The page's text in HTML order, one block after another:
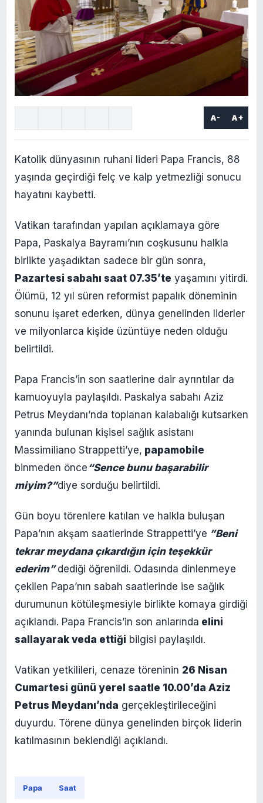
A- A+
Katolik dünyasının ruhani lideri Papa Francis, 88
yaşında geçirdiği felç ve kalp yetmezliği sonucu
hayatını kaybetti.
Vatikan tarafından yapılan açıklamaya göre
Papa, Paskalya Bayramı’nın coşkusunu halkla
birlikte yaşadıktan sadece bir gün sonra,
Pazartesi sabahı saat 07.35’te yaşamını yitirdi.
Ölümü, 12 yıl süren reformist papalık döneminin
sonunu işaret ederken, dünya genelinden liderler
ve milyonlarca kişide üzüntüye neden olduğu
belirtildi.
Papa Francis’in son saatlerine dair ayrıntılar da
kamuoyuyla paylaşıldı. Paskalya sabahı Aziz
Petrus Meydanı’nda toplanan kalabalığı kutsarken
yanında bulunan kişisel sağlık asistanı
Massimiliano Strappetti’ye, papamobile
binmeden önce “Sence bunu başarabilir
miyim?”diye sorduğu belirtildi.
Gün boyu törenlere katılan ve halkla buluşan
Papa’nın akşam saatlerinde Strappetti’ye ”Beni
tekrar meydana çıkardığın için teşekkür
ederim”dediği öğrenildi. Odasında dinlenmeye
çekilen Papa’nın sabah saatlerinde ise sağlık
durumunun kötüleşmesiyle birlikte komaya girdiği
açıklandı. Papa Francis’in son anlarında elini
sallayarak veda ettiği bilgisi paylaşıldı.
Vatikan yetkilileri, cenaze töreninin 26 Nisan
Cumartesi günü yerel saatle 10.00’da Aziz
Petrus Meydanı’nda gerçekleştirileceğini
duyurdu. Törene dünya genelinden birçok liderin
katılmasının beklendiği açıklandı.
Papa Saat